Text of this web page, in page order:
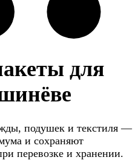
для
подушек и текстиля —
и сохраняют
перевозке и хранении.